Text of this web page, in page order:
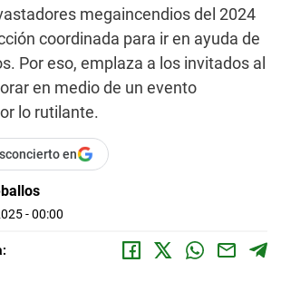
megaincendios del 2024
coordinada para ir en ayuda de
Por eso, emplaza a los invitados al
en medio de un evento
lo rutilante.
en
- 00:00